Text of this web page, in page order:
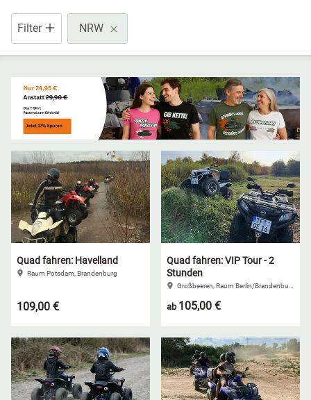
Filter NRW
Quad fahren: Havelland
Raum Potsdam, Brandenburg
109,00 €
Quad fahren: VIP Tour - 2
Stunden
Großbeeren, Raum Berlin/Brandenburg
ab 105,00 €
Grimmen (MV)
Knüllwald (Hessen)
Thale
Züttlingen